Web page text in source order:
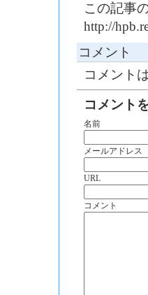
この記事
http://
コメント
コメント
コメント
名前
メールアドレス
URL
コメント